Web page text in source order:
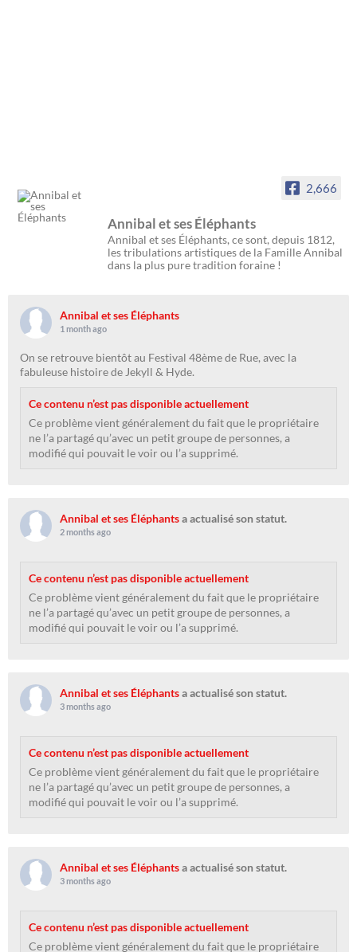
2,666
Annibal et ses Éléphants
Annibal et ses Éléphants, ce sont, depuis 1812,
les tribulations artistiques de la Famille Annibal
dans la plus pure tradition foraine !
Annibal et ses Éléphants
1 month ago
On se retrouve bientôt au Festival 48ème de Rue, avec la
fabuleuse histoire de Jekyll & Hyde.
Ce contenu n’est pas disponible actuellement
Ce problème vient généralement du fait que le propriétaire
ne l’a partagé qu’avec un petit groupe de personnes, a
modifié qui pouvait le voir ou l’a supprimé.
Annibal et ses Éléphantsa actualisé son statut.
2 months ago
Ce contenu n’est pas disponible actuellement
Ce problème vient généralement du fait que le propriétaire
ne l’a partagé qu’avec un petit groupe de personnes, a
modifié qui pouvait le voir ou l’a supprimé.
Annibal et ses Éléphantsa actualisé son statut.
3 months ago
Ce contenu n’est pas disponible actuellement
Ce problème vient généralement du fait que le propriétaire
ne l’a partagé qu’avec un petit groupe de personnes, a
modifié qui pouvait le voir ou l’a supprimé.
Annibal et ses Éléphantsa actualisé son statut.
3 months ago
Ce contenu n’est pas disponible actuellement
Ce problème vient généralement du fait que le propriétaire